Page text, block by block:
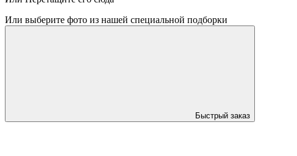
Или выберите фото из нашей специальной подборки
Быстрый заказ